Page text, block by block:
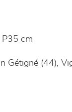
cm
Gétigné (44),